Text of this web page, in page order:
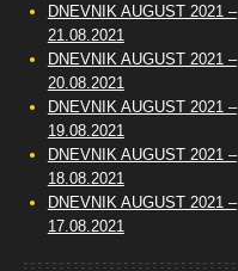
DNEVNIK AUGUST 2021 –
21.08.2021
DNEVNIK AUGUST 2021 –
20.08.2021
DNEVNIK AUGUST 2021 –
19.08.2021
DNEVNIK AUGUST 2021 –
18.08.2021
DNEVNIK AUGUST 2021 –
17.08.2021